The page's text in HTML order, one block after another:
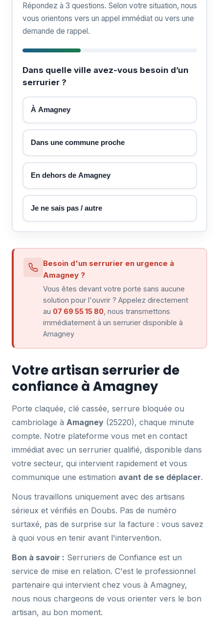
Répondez à 3 questions. Selon votre situation, nous
vous orientons vers un appel immédiat ou vers une
demande de rappel.
Dans quelle ville avez-vous besoin d’un
serrurier ?
À Amagney
Dans une commune proche
En dehors de Amagney
Je ne sais pas / autre
Besoin d'un serrurier en urgence à
Amagney ?
Vous êtes devant votre porte sans aucune
solution pour l'ouvrir ? Appelez directement
au 07 69 55 15 80 , nous transmettons
immédiatement à un serrurier disponible à
Amagney
Votre artisan serrurier de
confiance à Amagney
Porte claquée, clé cassée, serrure bloquée ou
cambriolage à Amagney (25220), chaque minute
compte. Notre plateforme vous met en contact
immédiat avec un serrurier qualifié, disponible dans
votre secteur, qui intervient rapidement et vous
communique une estimation avant de se déplacer.
Nous travaillons uniquement avec des artisans
sérieux et vérifiés en Doubs. Pas de numéro
surtaxé, pas de surprise sur la facture : vous savez
à quoi vous en tenir avant l'intervention.
Bon à savoir : Serruriers de Confiance est un
service de mise en relation. C'est le professionnel
partenaire qui intervient chez vous à Amagney,
nous nous chargeons de vous orienter vers le bon
artisan, au bon moment.